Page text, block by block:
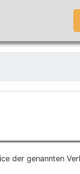
genannten